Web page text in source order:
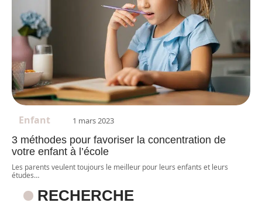
Enfant 1 mars 2023
3 méthodes pour favoriser la concentration de
votre enfant à l’école
Les parents veulent toujours le meilleur pour leurs enfants et leurs
études…
RECHERCHE